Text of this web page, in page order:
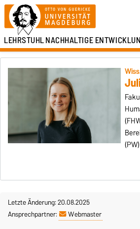
LEHRSTUHLNACHHALTIGE
(PW)
Letzte Änderung: 20.08.2025
Ansprechpartner:
Webmaster